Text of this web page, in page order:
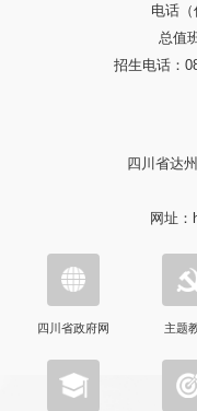
电话
总值
招生电话：
四川省达
网址：
四川省政府网 主题